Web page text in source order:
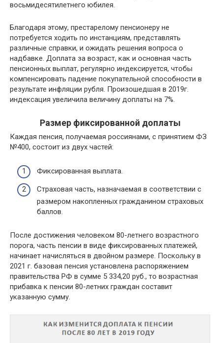
восьмидесятилетнего юбилея.
Благодаря этому, престарелому пенсионеру не
потребуется ходить по инстанциям, представлять
различные справки, и ожидать решения вопроса о
надбавке. Доплата за возраст, как и основная часть
пенсионных выплат, регулярно индексируется, чтобы
компенсировать падение покупательной способности в
результате инфляции рубля. Произошедшая в 2019г.
индексация увеличила величину доплаты на 7%.
Размер фиксированной доплаты
Каждая пенсия, получаемая россиянами, с принятием ФЗ
№400, состоит из двух частей:
Фиксированная выплата.
Страховая часть, назначаемая в соответствии с
размером накопленных гражданином страховых
баллов.
После достижения человеком 80-летнего возрастного
порога, часть пенсии в виде фиксированных платежей,
начинает начисляться в двойном размере. Поскольку в
2021 г. базовая пенсия установлена распоряжением
правительства РФ в сумме 5 334,20 руб., то возрастная
прибавка к пенсии 80-летних граждан составит
указанную сумму.